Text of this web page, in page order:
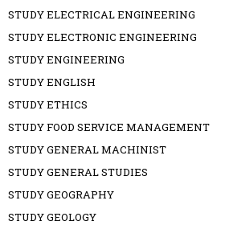
STUDY ELECTRICAL ENGINEERING
STUDY ELECTRONIC ENGINEERING
STUDY ENGINEERING
STUDY ENGLISH
STUDY ETHICS
STUDY FOOD SERVICE MANAGEMENT
STUDY GENERAL MACHINIST
STUDY GENERAL STUDIES
STUDY GEOGRAPHY
STUDY GEOLOGY